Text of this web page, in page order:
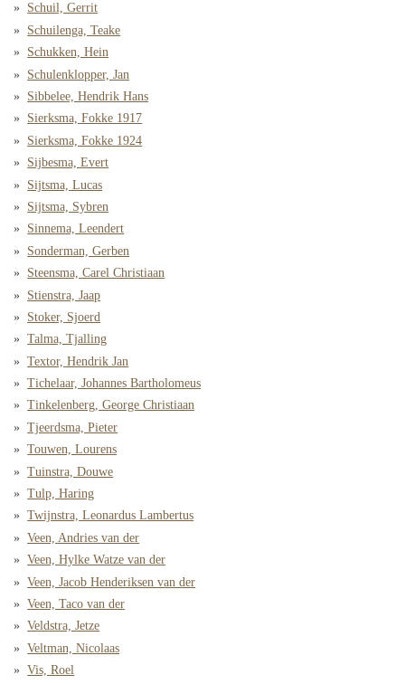
Schuil, Gerrit
Schuilenga, Teake
Schukken, Hein
Schulenklopper, Jan
Sibbelee, Hendrik Hans
Sierksma, Fokke 1917
Sierksma, Fokke 1924
Sijbesma, Evert
Sijtsma, Lucas
Sijtsma, Sybren
Sinnema, Leendert
Sonderman, Gerben
Steensma, Carel Christiaan
Stienstra, Jaap
Stoker, Sjoerd
Talma, Tjalling
Textor, Hendrik Jan
Tichelaar, Johannes Bartholomeus
Tinkelenberg, George Christiaan
Tjeerdsma, Pieter
Touwen, Lourens
Tuinstra, Douwe
Tulp, Haring
Twijnstra, Leonardus Lambertus
Veen, Andries van der
Veen, Hylke Watze van der
Veen, Jacob Henderiksen van der
Veen, Taco van der
Veldstra, Jetze
Veltman, Nicolaas
Vis, Roel